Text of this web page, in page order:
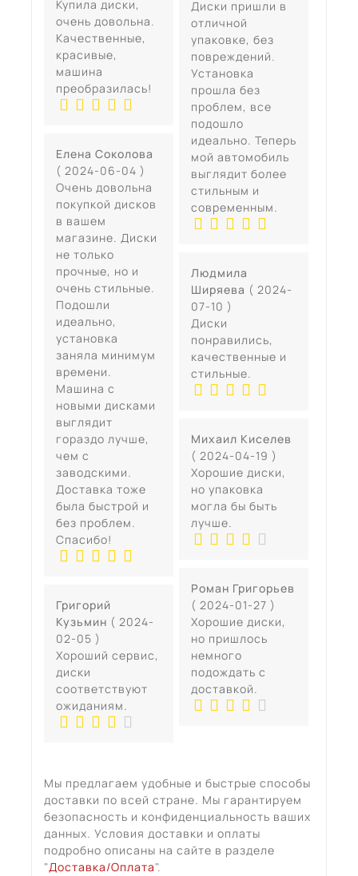
Купила диски,
очень довольна.
Качественные,
красивые,
машина
преобразилась!
Елена Соколова
( 2024-06-04 )
Очень довольна
покупкой дисков
в вашем
магазине. Диски
не только
прочные, но и
очень стильные.
Подошли
идеально,
установка
заняла минимум
времени.
Машина с
новыми дисками
выглядит
гораздо лучше,
чем с
заводскими.
Доставка тоже
была быстрой и
без проблем.
Спасибо!
Григорий
Кузьмин ( 2024-
02-05 )
Хороший сервис,
диски
соответствуют
ожиданиям.
Диски пришли в
отличной
упаковке, без
повреждений.
Установка
прошла без
проблем, все
подошло
идеально. Теперь
мой автомобиль
выглядит более
стильным и
современным.
Людмила
Ширяева ( 2024-
07-10 )
Диски
понравились,
качественные и
стильные.
Михаил Киселев
( 2024-04-19 )
Хорошие диски,
но упаковка
могла бы быть
лучше.
Роман Григорьев
( 2024-01-27 )
Хорошие диски,
но пришлось
немного
подождать с
доставкой.
Мы предлагаем удобные и быстрые способы
доставки по всей стране. Мы гарантируем
безопасность и конфиденциальность ваших
данных. Условия доставки и оплаты
подробно описаны на сайте в разделе
"Доставка/Оплата".